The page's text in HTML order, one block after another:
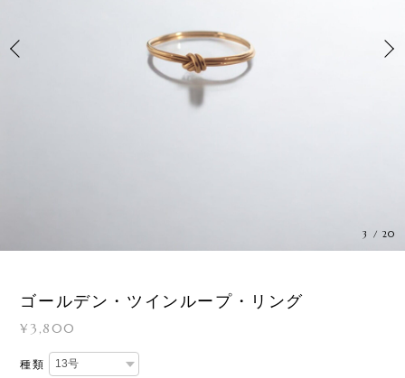
3 / 20
ゴールデン・ツインループ・リング
¥3,800
種類